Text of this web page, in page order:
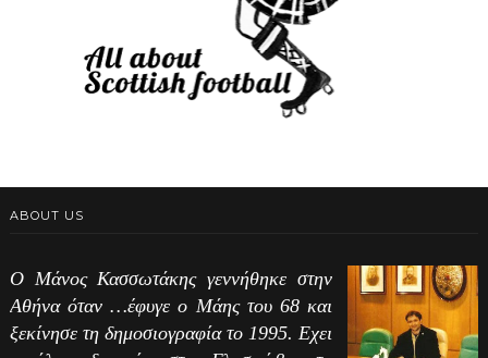
ABOUT US
Ο Μάνος Κασσωτάκης γεννήθηκε στην
Αθήνα όταν …έφυγε ο Μάης του 68 και
ξεκίνησε τη δημοσιογραφία το 1995. Εχει